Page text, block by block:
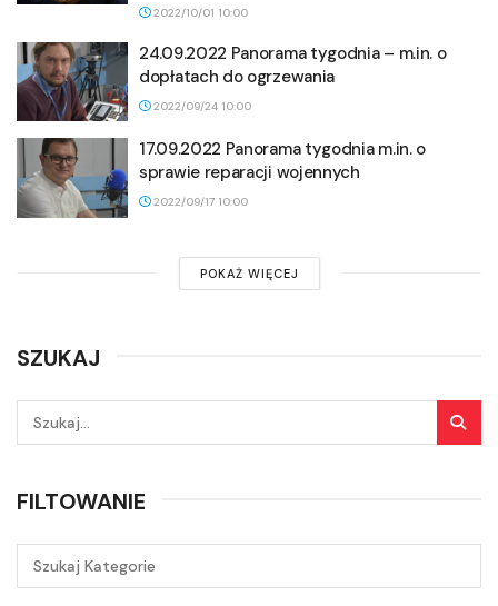
2022/10/01 10:00
24.09.2022 Panorama tygodnia – m.in. o
dopłatach do ogrzewania
2022/09/24 10:00
17.09.2022 Panorama tygodnia m.in. o
sprawie reparacji wojennych
2022/09/17 10:00
POKAŻ WIĘCEJ
SZUKAJ
FILTOWANIE